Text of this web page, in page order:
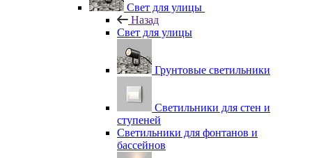
Свет для улицы
Назад
Свет для улицы
Грунтовые светильники
Светильники для стен и
ступеней
Светильники для фонтанов и
бассейнов